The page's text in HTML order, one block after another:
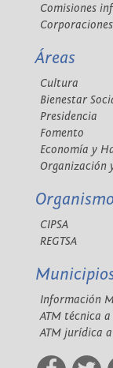
Comisiones
Áreas
Cultura
Bienestar
Presidencia
Fomento
Economía y
Organización
CIPSA
REGTSA
Información
ATM técnica
ATM jurídica